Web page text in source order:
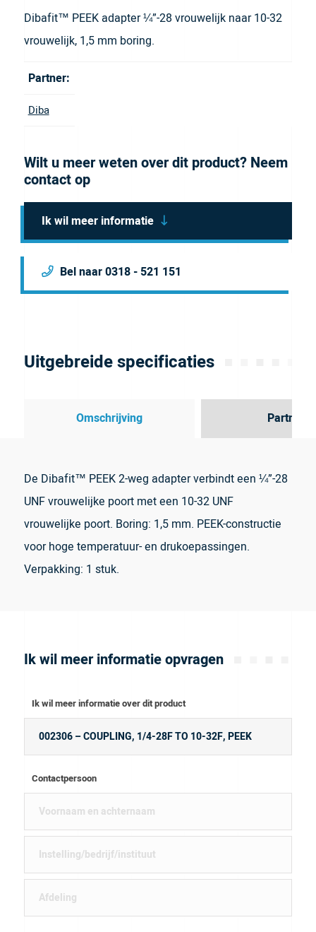
Dibafit™ PEEK adapter ¼”-28 vrouwelijk naar 10-32
vrouwelijk, 1,5 mm boring.
Partner:
Diba
Wilt u meer weten over dit product? Neem
contact op
Ik wil meer informatie
Bel naar 0318 - 521 151
Uitgebreide specificaties
Omschrijving Partner
De Dibafit™ PEEK 2-weg adapter verbindt een ¼”-28
UNF vrouwelijke poort met een 10-32 UNF
vrouwelijke poort. Boring: 1,5 mm. PEEK-constructie
voor hoge temperatuur- en drukoepassingen.
Verpakking: 1 stuk.
Ik wil meer informatie opvragen
Ik wil meer informatie over dit product
Contactpersoon